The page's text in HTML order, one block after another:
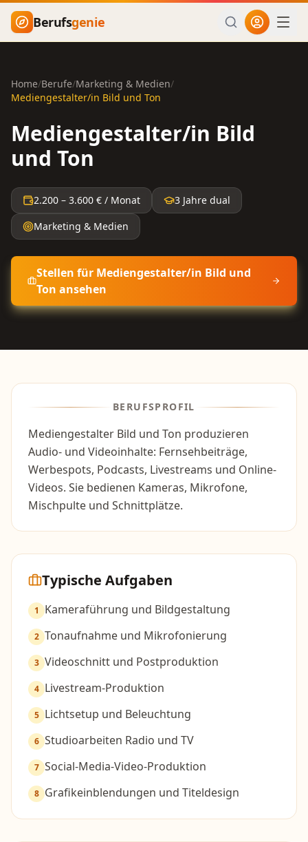
Zum Hauptinhalt springen
Berufsgenie
Home/Berufe/Marketing & Medien/
Mediengestalter/in Bild und Ton
Mediengestalter/in Bild
und Ton
2.200 – 3.600 € / Monat
3 Jahre dual
Marketing & Medien
Stellen für Mediengestalter/in Bild und
Ton ansehen
BERUFSPROFIL
Mediengestalter Bild und Ton produzieren
Audio- und Videoinhalte: Fernsehbeiträge,
Werbespots, Podcasts, Livestreams und Online-
Videos. Sie bedienen Kameras, Mikrofone,
Mischpulte und Schnittplätze.
Typische Aufgaben
1 Kameraführung und Bildgestaltung
2 Tonaufnahme und Mikrofonierung
3 Videoschnitt und Postproduktion
4 Livestream-Produktion
5 Lichtsetup und Beleuchtung
6 Studioarbeiten Radio und TV
7 Social-Media-Video-Produktion
8 Grafikeinblendungen und Titeldesign